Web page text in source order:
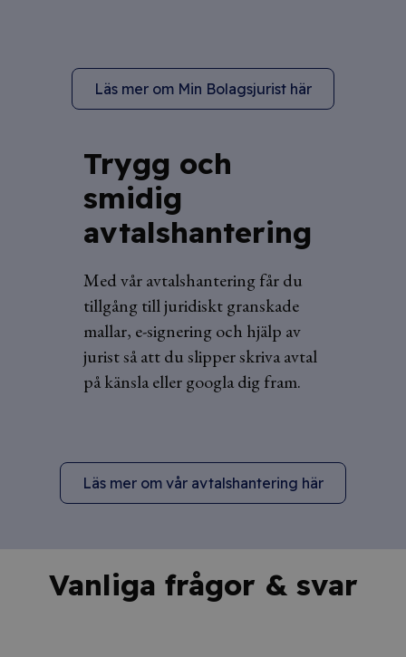
Läs mer om Min Bolagsjurist här
Trygg och
smidig
avtalshantering
Med vår avtalshantering får du
tillgång till juridiskt granskade
mallar, e-signering och hjälp av
jurist så att du slipper skriva avtal
på känsla eller googla dig fram.
Läs mer om vår avtalshantering här
Vanliga frågor & svar